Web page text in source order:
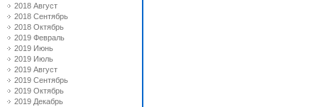
2018 Август
2018 Сентябрь
2018 Октябрь
2019 Февраль
2019 Июнь
2019 Июль
2019 Август
2019 Сентябрь
2019 Октябрь
2019 Декабрь